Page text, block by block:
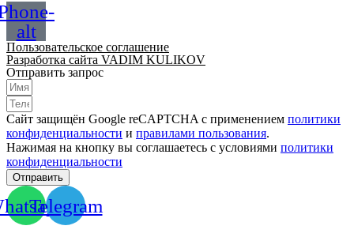
alt
Пользовательское соглашение
Разработка сайта VADIM KULIKOV
Отправить запрос
Сайт защищён Google reCAPTCHA с применением политики
конфиденциальности и правилами пользования.
Нажимая на кнопку вы соглашаетесь с условиями политики
конфиденциальности
Отправить
Telegram